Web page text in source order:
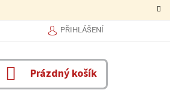
PŘIHLÁŠENÍ
NÁKUPNÍ
KOŠÍK
Prázdný košík